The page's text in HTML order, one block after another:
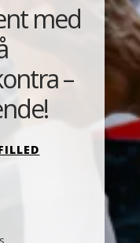
med
–